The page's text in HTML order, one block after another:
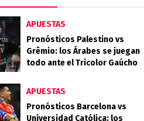
APUESTAS
Pronósticos Palestino vs
Grêmio: los Árabes se juegan
todo ante el Tricolor Gaúcho
APUESTAS
Pronósticos Barcelona vs
Universidad Católica: los